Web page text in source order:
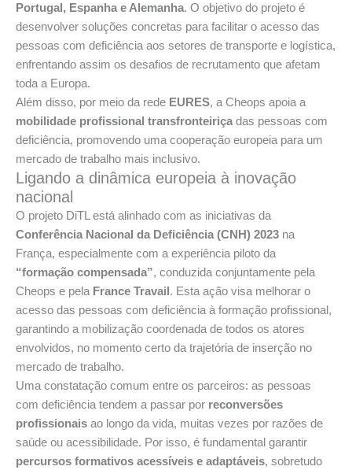
Portugal, Espanha e Alemanha. O objetivo do projeto é
desenvolver soluções concretas para facilitar o acesso das
pessoas com deficiência aos setores de transporte e logística,
enfrentando assim os desafios de recrutamento que afetam
toda a Europa.
Além disso, por meio da rede EURES, a Cheops apoia a
mobilidade profissional transfronteiriça das pessoas com
deficiência, promovendo uma cooperação europeia para um
mercado de trabalho mais inclusivo.
Ligando a dinâmica europeia à inovação
nacional
O projeto DiTL está alinhado com as iniciativas da
Conferência Nacional da Deficiência (CNH) 2023 na
França, especialmente com a experiência piloto da
“formação compensada”, conduzida conjuntamente pela
Cheops e pela France Travail . Esta ação visa melhorar o
acesso das pessoas com deficiência à formação profissional,
garantindo a mobilização coordenada de todos os atores
envolvidos, no momento certo da trajetória de inserção no
mercado de trabalho.
Uma constatação comum entre os parceiros: as pessoas
com deficiência tendem a passar por reconversões
profissionais ao longo da vida, muitas vezes por razões de
saúde ou acessibilidade. Por isso, é fundamental garantir
percursos formativos acessíveis e adaptáveis, sobretudo